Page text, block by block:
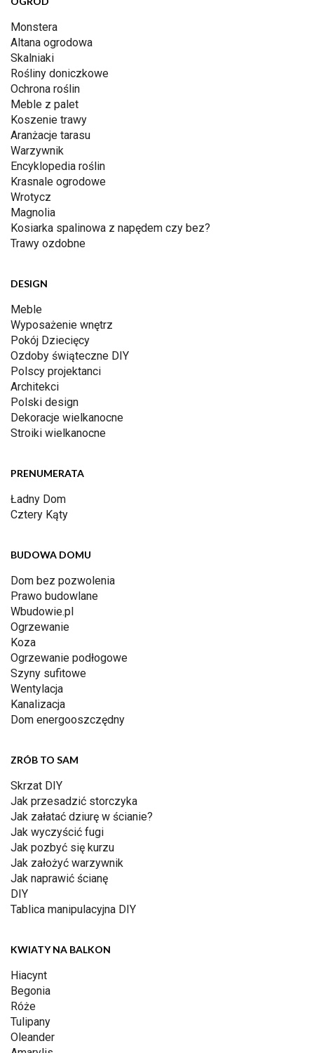
Monstera
Altana ogrodowa
Skalniaki
Rośliny doniczkowe
Ochrona roślin
Meble z palet
Koszenie trawy
Aranżacje tarasu
Warzywnik
Encyklopedia roślin
Krasnale ogrodowe
Wrotycz
Magnolia
Kosiarka spalinowa z napędem czy bez?
Trawy ozdobne
DESIGN
Meble
Wyposażenie wnętrz
Pokój Dziecięcy
Ozdoby świąteczne DIY
Polscy projektanci
Architekci
Polski design
Dekoracje wielkanocne
Stroiki wielkanocne
PRENUMERATA
Ładny Dom
Cztery Kąty
BUDOWA DOMU
Dom bez pozwolenia
Prawo budowlane
Wbudowie.pl
Ogrzewanie
Koza
Ogrzewanie podłogowe
Szyny sufitowe
Wentylacja
Kanalizacja
Dom energooszczędny
ZRÓB TO SAM
Skrzat DIY
Jak przesadzić storczyka
Jak załatać dziurę w ścianie?
Jak wyczyścić fugi
Jak pozbyć się kurzu
Jak założyć warzywnik
Jak naprawić ścianę
DIY
Tablica manipulacyjna DIY
KWIATY NA BALKON
Hiacynt
Begonia
Róże
Tulipany
Oleander